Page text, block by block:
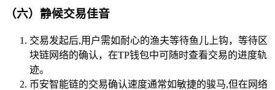
（六）静候交易佳音
交易发起后,用户需如耐心的渔夫等待鱼儿上钩，等待区
块链网络的确认，在TP钱包中可随时查看交易的进度轨
迹。
币安智能链的交易确认速度通常如敏捷的骏马,但在网络